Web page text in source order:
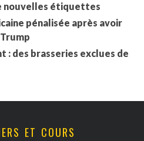
nouvelles étiquettes
pénalisée après avoir
: des brasseries exclues de
ET COURS